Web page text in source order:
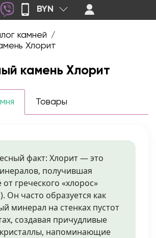
BYN
камней /
Хлорит
камень Хлорит
Товары
факт: Хлорит — это
получившая
от греческого «хлорос»
Он часто образуется как
минерал на стенках пустот
создавая причудливые
напоминающие